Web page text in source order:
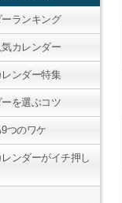
ランキング
カレンダー
ンダー特集
を選ぶコツ
つのワケ
ンダーがイチ押し